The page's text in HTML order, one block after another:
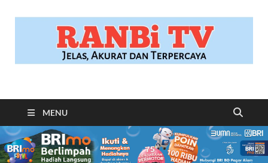
RANBITV.COM
MENU